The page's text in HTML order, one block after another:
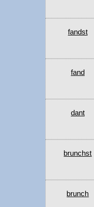
fandst
fand
dant
brunchst
brunch